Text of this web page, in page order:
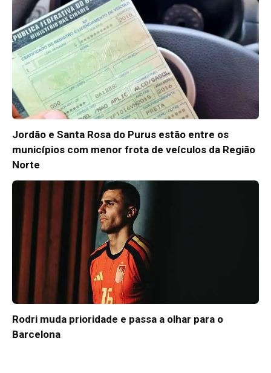
Jordão e Santa Rosa do Purus estão entre os
municípios com menor frota de veículos da Região
Norte
Rodri muda prioridade e passa a olhar para o
Barcelona